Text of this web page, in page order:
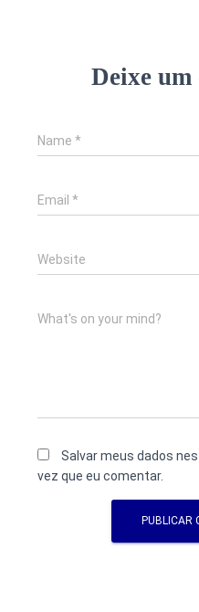
Deixe
Name *
Email *
Website
What's on your mind?
Salvar meus dados
vez que eu comentar.